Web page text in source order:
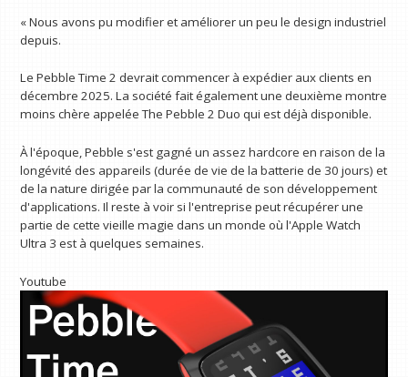
« Nous avons pu modifier et améliorer un peu le design industriel
depuis.
Le Pebble Time 2 devrait commencer à expédier aux clients en
décembre 2025. La société fait également une deuxième montre
moins chère appelée The Pebble 2 Duo qui est déjà disponible.
À l'époque, Pebble s'est gagné un assez hardcore en raison de la
longévité des appareils (durée de vie de la batterie de 30 jours) et
de la nature dirigée par la communauté de son développement
d'applications. Il reste à voir si l'entreprise peut récupérer une
partie de cette vieille magie dans un monde où l'Apple Watch
Ultra 3 est à quelques semaines.
Youtube